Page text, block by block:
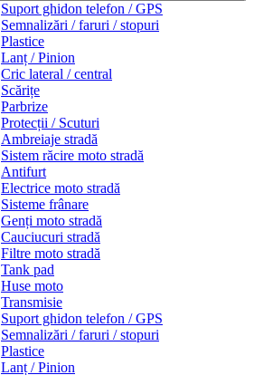
Suport ghidon telefon / GPS
Semnalizări / faruri / stopuri
Plastice
Lanț / Pinion
Cric lateral / central
Scărițe
Parbrize
Protecții / Scuturi
Ambreiaje stradă
Sistem răcire moto stradă
Antifurt
Electrice moto stradă
Sisteme frânare
Genți moto stradă
Cauciucuri stradă
Filtre moto stradă
Tank pad
Huse moto
Transmisie
Suport ghidon telefon / GPS
Semnalizări / faruri / stopuri
Plastice
Lanț / Pinion